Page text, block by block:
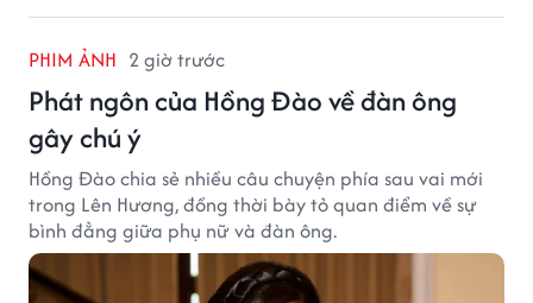
PHIM ẢNH 2 giờ trước
Phát ngôn của Hồng Đào về đàn ông
gây chú ý
Hồng Đào chia sẻ nhiều câu chuyện phía sau vai mới
trong Lên Hương, đồng thời bày tỏ quan điểm về sự
bình đẳng giữa phụ nữ và đàn ông.